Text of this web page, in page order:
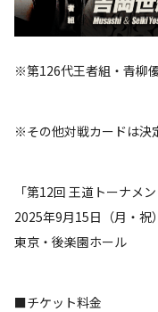
※第126代王者組・青柳
※その他対戦カードは決
「第12回 王道トーナメ
2025年9月15日（月・祝
東京・後楽園ホール
■チケット料金